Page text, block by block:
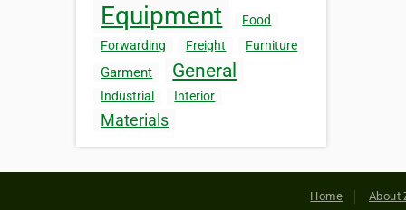
Equipment
Food
Forwarding
Freight Furniture
Garment General
Industrial Interior
Materials
Home About